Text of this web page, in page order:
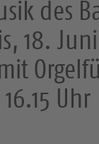
des
18.
16.15 Uhr